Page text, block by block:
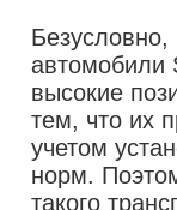
Безусловно,
автомобили
высокие
тем, что их
учетом
норм.
такого